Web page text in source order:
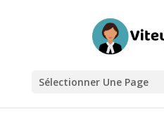
Sélectionner Une Page